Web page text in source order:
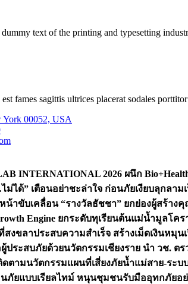
text of the printing and typesetting
fames sagittis ultrices placerat sodales
00052, USA
INTERNATIONAL 2026 ผนึก
ได้” เตือนอย่าชะล่าใจ ก่อนภัยเงียบลุกลาม
น้าขับเคลื่อน “รางวัลธัชชา” ยกย่องผู้สร้า
Engine ยกระดับทุเรียนต้นแม่น้ำมูลโ
สงขลาประสบความสำเร็จ สร้างเม็ดเงินหมุ
ผู้ประสบภัยด้วยนวัตกรรมเชียงราย นำ วช. ต
ดตามนวัตกรรมแผนที่เสี่ยงภัยน้ำแม่สาย-ร
นภัยแบบเรียลไทม์ หนุนชุมชนรับมืออุทกภัยอ